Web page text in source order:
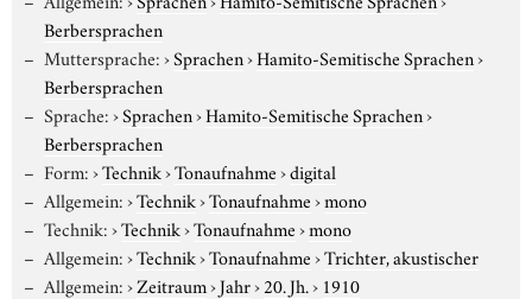
Berbersprachen
Muttersprache:›Sprachen›Hamito-Semitische Sprachen›
Berbersprachen
Sprache:›Sprachen›Hamito-Semitische Sprachen›
Berbersprachen
Form:›Technik›Tonaufnahme›digital
Allgemein:›Technik›Tonaufnahme›mono
Technik:›Technik›Tonaufnahme›mono
Allgemein:›Technik›Tonaufnahme›Trichter, akustischer
Allgemein:›Zeitraum›Jahr›20. Jh.› 1910